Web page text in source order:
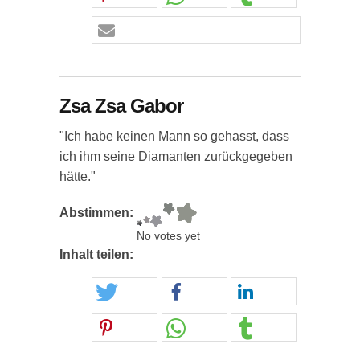
Zsa Zsa Gabor
"Ich habe keinen Mann so gehasst, dass
ich ihm seine Diamanten zurückgegeben
hätte."
Abstimmen:
No votes yet
Inhalt teilen: